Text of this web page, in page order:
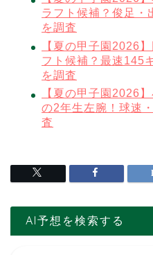
ラフト候補？俊足・
を調査
【夏の甲子園2026
フト候補？最速145
を調査
【夏の甲子園2026
の2年生左腕！球速
査
AI予想を検索する